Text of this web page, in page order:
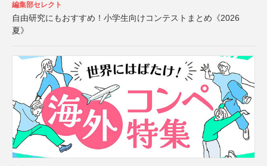
編集部セレクト
自由研究にもおすすめ！小学生向けコンテストまとめ《2026
夏》